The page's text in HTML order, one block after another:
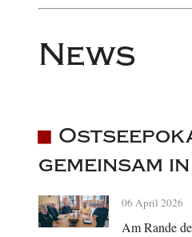
News
gemeinsam
06 April 2026
Am Rande